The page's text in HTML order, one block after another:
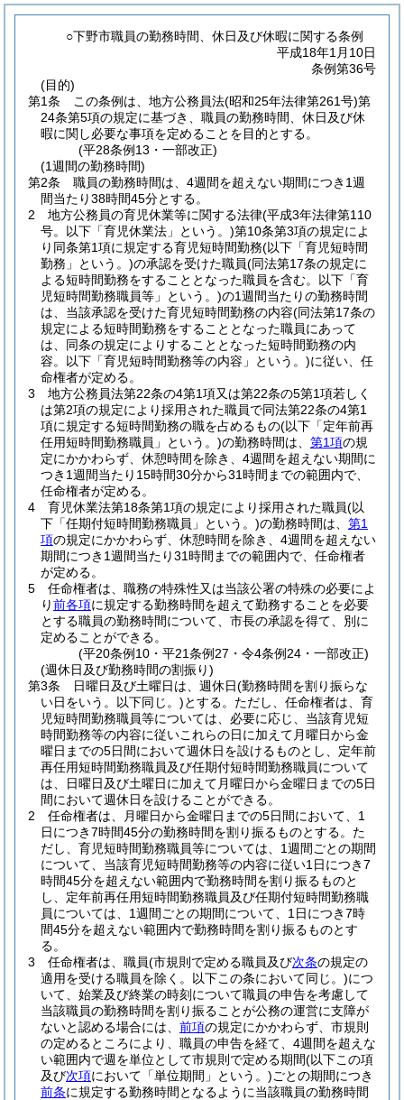
○下野市職員の勤務時間、休日及び休暇に関する条例
平成18年1月10日
条例第36号
(目的)
第1条
この条例は、地方公務員法(昭和25年法律第261号)第
24条第5項の規定に基づき、職員の勤務時間、休日及び休
暇に関し必要な事項を定めることを目的とする。
(平28条例13・一部改正)
(1週間の勤務時間)
第2条
職員の勤務時間は、4週間を超えない期間につき1週
間当たり38時間45分とする。
2
地方公務員の育児休業等に関する法律(平成3年法律第110
号。以下「育児休業法」という。)第10条第3項の規定によ
り同条第1項に規定する育児短時間勤務(以下「育児短時間
勤務」という。)の承認を受けた職員(同法第17条の規定に
よる短時間勤務をすることとなった職員を含む。以下「育
児短時間勤務職員等」という。)の1週間当たりの勤務時間
は、当該承認を受けた育児短時間勤務の内容(同法第17条の
規定による短時間勤務をすることとなった職員にあって
は、同条の規定によりすることとなった短時間勤務の内
容。以下「育児短時間勤務等の内容」という。)に従い、任
命権者が定める。
3
地方公務員法第22条の4第1項又は第22条の5第1項若しく
は第2項の規定により採用された職員で同法第22条の4第1
項に規定する短時間勤務の職を占めるもの(以下「定年前再
任用短時間勤務職員」という。)の勤務時間は、 第1項の規
定にかかわらず、休憩時間を除き、4週間を超えない期間に
つき1週間当たり15時間30分から31時間までの範囲内で、
任命権者が定める。
4
育児休業法第18条第1項の規定により採用された職員(以
下「任期付短時間勤務職員」という。)の勤務時間は、 第1
項の規定にかかわらず、休憩時間を除き、4週間を超えない
期間につき1週間当たり31時間までの範囲内で、任命権者
が定める。
5
任命権者は、職務の特殊性又は当該公署の特殊の必要によ
り前各項に規定する勤務時間を超えて勤務することを必要
とする職員の勤務時間について、市長の承認を得て、別に
定めることができる。
(平20条例10・平21条例27・令4条例24・一部改正)
(週休日及び勤務時間の割振り)
第3条
日曜日及び土曜日は、週休日(勤務時間を割り振らな
い日をいう。以下同じ。)とする。 ただし、任命権者は、育
児短時間勤務職員等については、必要に応じ、当該育児短
時間勤務等の内容に従いこれらの日に加えて月曜日から金
曜日までの5日間において週休日を設けるものとし、定年前
再任用短時間勤務職員及び任期付短時間勤務職員について
は、日曜日及び土曜日に加えて月曜日から金曜日までの5日
間において週休日を設けることができる。
2
任命権者は、月曜日から金曜日までの5日間において、1
日につき7時間45分の勤務時間を割り振るものとする。 た
だし、育児短時間勤務職員等については、1週間ごとの期間
について、当該育児短時間勤務等の内容に従い1日につき7
時間45分を超えない範囲内で勤務時間を割り振るものと
し、定年前再任用短時間勤務職員及び任期付短時間勤務職
員については、1週間ごとの期間について、1日につき7時
間45分を超えない範囲内で勤務時間を割り振るものとす
る。
3
任命権者は、職員(市規則で定める職員及び次条の規定の
適用を受ける職員を除く。以下この条において同じ。)につ
いて、始業及び終業の時刻について職員の申告を考慮して
当該職員の勤務時間を割り振ることが公務の運営に支障が
ないと認める場合には、 前項の規定にかかわらず、市規則
の定めるところにより、職員の申告を経て、4週間を超えな
い範囲内で週を単位として市規則で定める期間(以下この項
及び次項において「単位期間」という。)ごとの期間につき
前条に規定する勤務時間となるように当該職員の勤務時間